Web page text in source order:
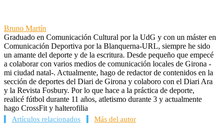
Bruno Martín
Graduado en Comunicación Cultural por la UdG y con un máster en
Comunicación Deportiva por la Blanquerna-URL, siempre he sido
un amante del deporte y de la escritura. Desde pequeño que empecé
a colaborar con varios medios de comunicación locales de Girona -
mi ciudad natal-. Actualmente, hago de redactor de contenidos en la
sección de deportes del Diari de Girona y colaboro con el Diari Ara
y la Revista Fosbury. Por lo que hace a la práctica de deporte,
realicé fútbol durante 11 años, atletismo durante 3 y actualmente
hago CrossFit y halterofilia
Artículos relacionados Más del autor